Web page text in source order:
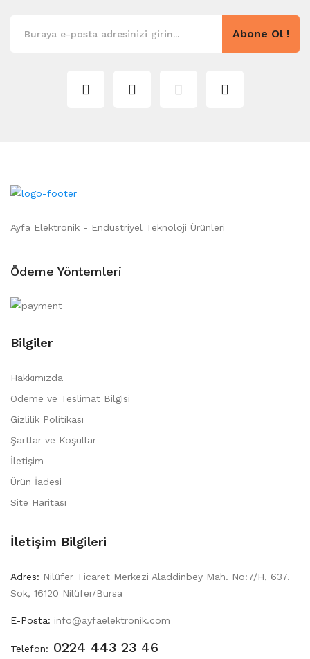
Abone Ol !
Ayfa Elektronik - Endüstriyel Teknoloji Ürünleri
Ödeme Yöntemleri
Bilgiler
Hakkımızda
Ödeme ve Teslimat Bilgisi
Gizlilik Politikası
Şartlar ve Koşullar
İletişim
Ürün İadesi
Site Haritası
İletişim Bilgileri
Adres: Nilüfer Ticaret Merkezi Aladdinbey Mah. No:7/H, 637.
Sok, 16120 Nilüfer/Bursa
E-Posta: info@ayfaelektronik.com
Telefon: 0224 443 23 46